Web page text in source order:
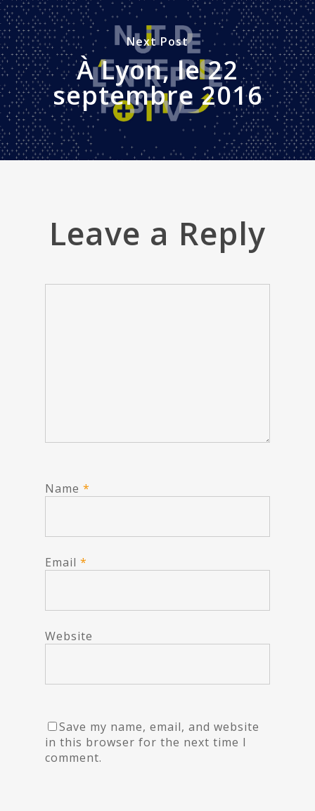
Next Post
À Lyon, le 22
septembre 2016
Leave a Reply
Name *
Email *
Website
Save my name, email, and website
in this browser for the next time I
comment.